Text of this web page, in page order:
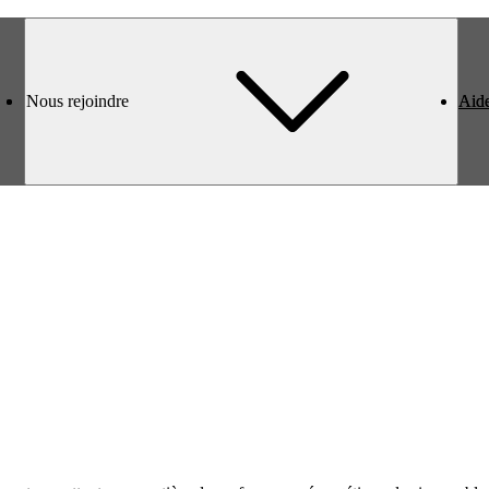
Nous rejoindre
Nous rejoindre